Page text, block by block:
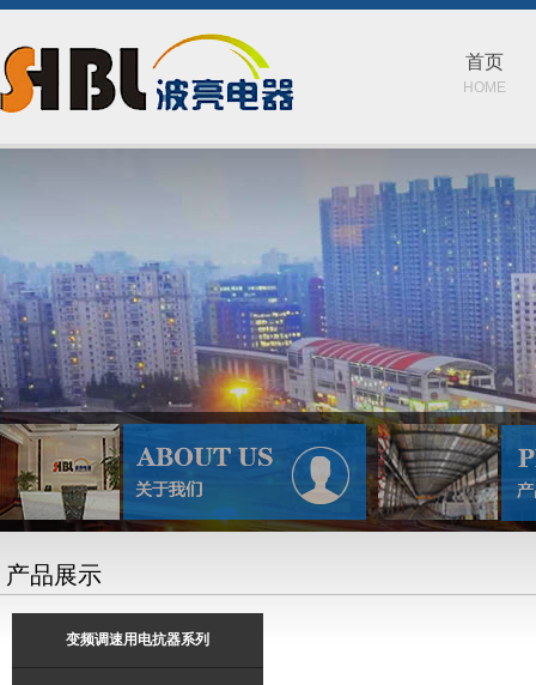
首页
HOME
产品展示
变频调速用电抗器系列